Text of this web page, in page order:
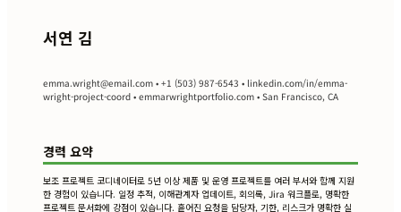
서연 김
emma.wright@email.com • +1 (503) 987-6543 • linkedin.com/in/emma-
wright-project-coord • emmarwrightportfolio.com • San Francisco, CA
경력 요약
보조 프로젝트 코디네이터로 5년 이상 제품 및 운영 프로젝트를 여러 부서와 함께 지원
한 경험이 있습니다. 일정 추적, 이해관계자 업데이트, 회의록, Jira 워크플로, 명확한
프로젝트 문서화에 강점이 있습니다. 흩어진 요청을 담당자, 기한, 리스크가 명확한 실